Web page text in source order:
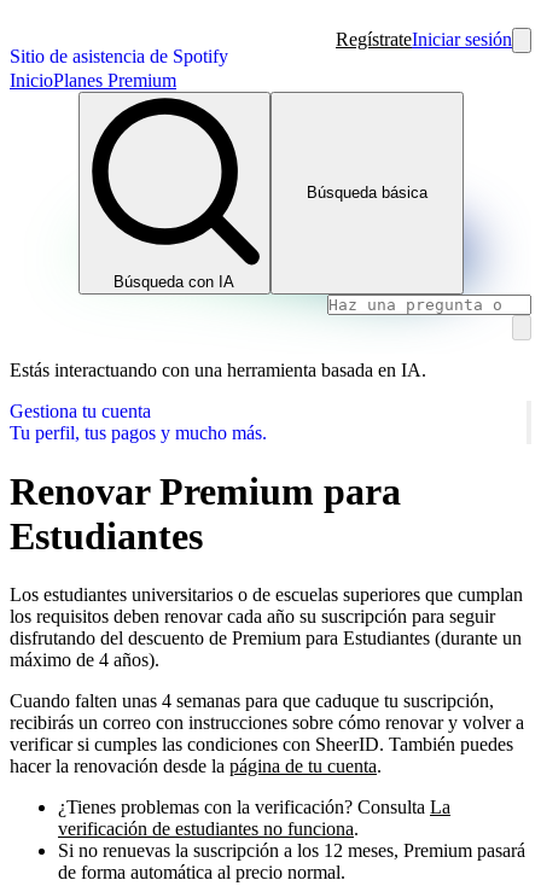
Sitio de asistencia de Spotify
RegístrateIniciar sesión
InicioPlanes Premium
Búsqueda con IA
Búsqueda básica
Estás interactuando con una herramienta basada en IA.
Gestiona tu cuenta
Tu perfil, tus pagos y mucho más.
Renovar Premium para
Estudiantes
Los estudiantes universitarios o de escuelas superiores que cumplan
los requisitos deben renovar cada año su suscripción para seguir
disfrutando del descuento de Premium para Estudiantes (durante un
máximo de 4 años).
Cuando falten unas 4 semanas para que caduque tu suscripción,
recibirás un correo con instrucciones sobre cómo renovar y volver a
verificar si cumples las condiciones con SheerID. También puedes
hacer la renovación desde la página de tu cuenta.
¿Tienes problemas con la verificación? Consulta La
verificación de estudiantes no funciona.
Si no renuevas la suscripción a los 12 meses, Premium pasará
de forma automática al precio normal.